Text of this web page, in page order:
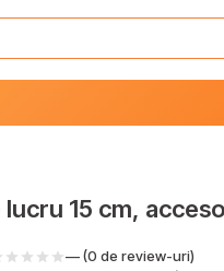
15 cm,
— (0 de review-uri)